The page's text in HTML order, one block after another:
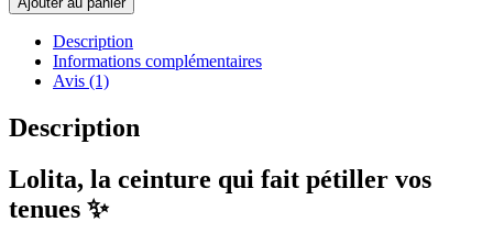
Description
Informations complémentaires
Avis (1)
Description
Lolita, la ceinture qui fait pétiller vos
tenues ✨